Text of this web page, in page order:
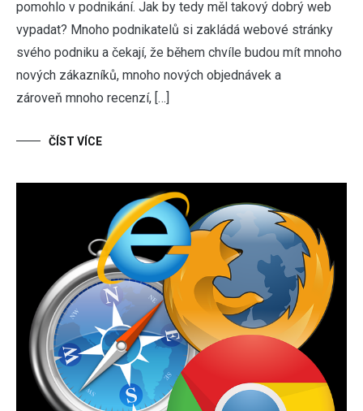
pomohlo v podnikání. Jak by tedy měl takový dobrý web
vypadat? Mnoho podnikatelů si zakládá webové stránky
svého podniku a čekají, že během chvíle budou mít mnoho
nových zákazníků, mnoho nových objednávek a
zároveň mnoho recenzí, […]
ČÍST VÍCE